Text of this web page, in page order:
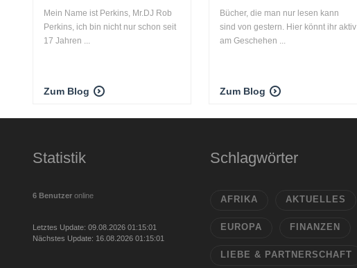
Mein Name ist Perkins, Mr.DJ Rob
Perkins, ich bin nicht nur schon seit
17 Jahren ...
Zum Blog
Bücher, die man nur lesen kann
sind von gestern. Hier könnt ihr aktiv
am Geschehen ...
Zum Blog
Statistik
6 Benutzer online
Letztes Update: 09.08.2026 01:15:01
Nächstes Update: 16.08.2026 01:15:01
Schlagwörter
AFRIKA AKTUELLES
EUROPA FINANZEN
LIEBE & PARTNERSCHAFT